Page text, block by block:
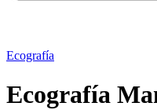
Ecografía
Ecografía